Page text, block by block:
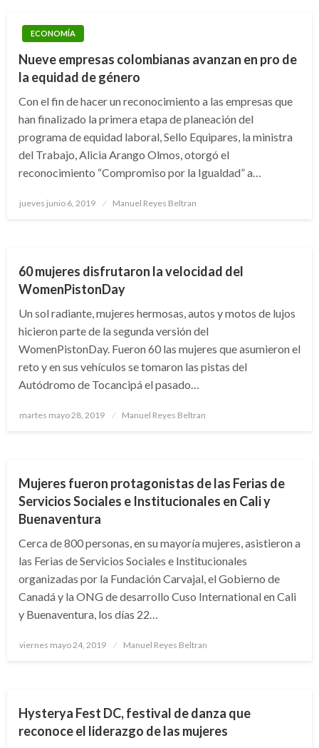
ECONOMÍA
Nueve empresas colombianas avanzan en pro de
la equidad de género
Con el fin de hacer un reconocimiento a las empresas que
han finalizado la primera etapa de planeación del
programa de equidad laboral, Sello Equipares, la ministra
del Trabajo, Alicia Arango Olmos, otorgó el
reconocimiento “Compromiso por la Igualdad” a…
Publicado
jueves junio 6, 2019 Manuel Reyes Beltran
60 mujeres disfrutaron la velocidad del
WomenPistonDay
Un sol radiante, mujeres hermosas, autos y motos de lujos
hicieron parte de la segunda versión del
WomenPistonDay. Fueron 60 las mujeres que asumieron el
reto y en sus vehículos se tomaron las pistas del
Autódromo de Tocancipá el pasado…
Publicado
martes mayo 28, 2019 Manuel Reyes Beltran
Mujeres fueron protagonistas de las Ferias de
Servicios Sociales e Institucionales en Cali y
Buenaventura
Cerca de 800 personas, en su mayoría mujeres, asistieron a
las Ferias de Servicios Sociales e Institucionales
organizadas por la Fundación Carvajal, el Gobierno de
Canadá y la ONG de desarrollo Cuso International en Cali
y Buenaventura, los días 22…
Publicado
viernes mayo 24, 2019 Manuel Reyes Beltran
Hysterya Fest DC, festival de danza que
reconoce el liderazgo de las mujeres